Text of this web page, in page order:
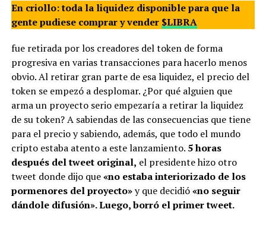
En criollo: toda la liquidez disponible para que la
gente pudiese comprar y vender $LIBRA
fue retirada por los creadores del token de forma
progresiva en varias transacciones para hacerlo menos
obvio. Al retirar gran parte de esa liquidez, el precio del
token se empezó a desplomar. ¿Por qué alguien que
arma un proyecto serio empezaría a retirar la liquidez
de su token? A sabiendas de las consecuencias que tiene
para el precio y sabiendo, además, que todo el mundo
cripto estaba atento a este lanzamiento. 5 horas
después del tweet original, el presidente hizo otro
tweet donde dijo que«no estaba interiorizado de los
pormenores del proyecto»y que decidió«no seguir
dándole difusión». Luego, borró el primer tweet.